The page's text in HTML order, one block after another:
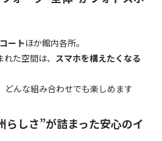
ートほか館内各所。
た空間は、 スマホを構えたくなる
どんな組み合わせでも楽しめます
しさ”が詰まった安心のイ